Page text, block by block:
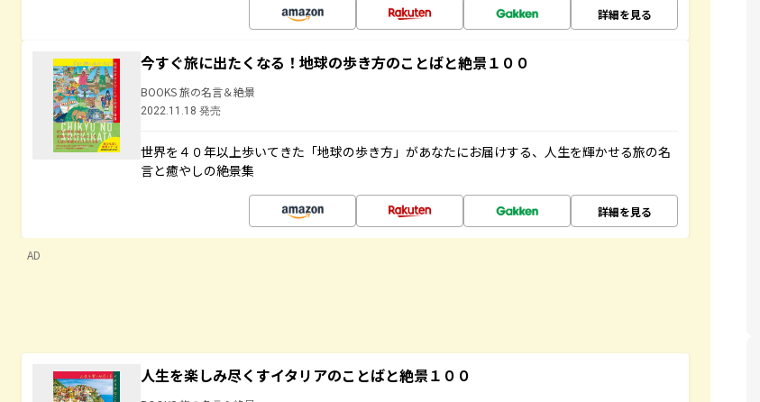
詳細を見る
今すぐ旅に出たくなる！地球の歩き方のことばと絶景１００
BOOKS 旅の名言＆絶景
2022.11.18 発売
世界を４０年以上歩いてきた「地球の歩き方」があなたにお届けする、人生を輝かせる旅の名
言と癒やしの絶景集
詳細を見る
AD
人生を楽しみ尽くすイタリアのことばと絶景１００